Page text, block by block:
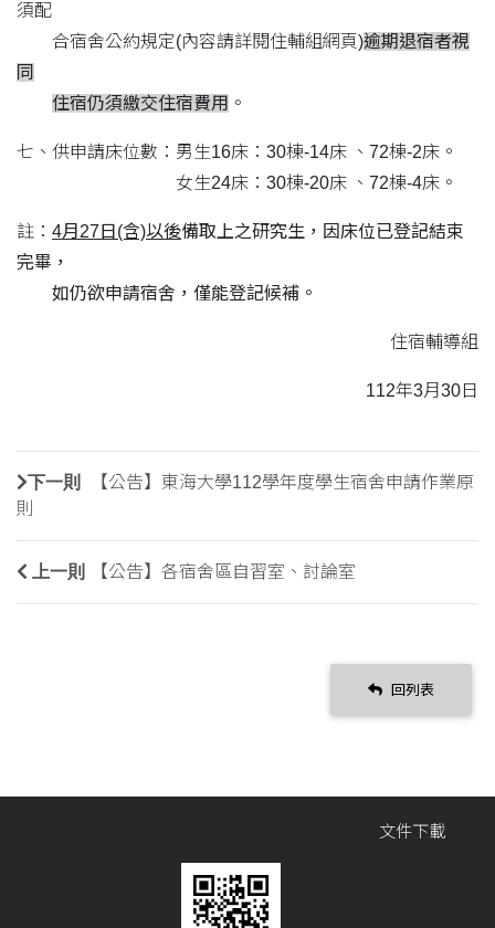
須配
合宿舍公約規定(內容請詳閱住輔組網頁)逾期退宿者視
同
住宿仍須繳交住宿費用 。
七、供申請床位數：男生16床：30棟-14床 、72棟-2床。
女生24床：30棟-20床 、72棟-4床。
註： 4月27日(含)以後備取上之研究生，因床位已登記結束
完畢，
如仍欲申請宿舍，僅能登記候補。
住宿輔導組
112年3月30日
下一則
【公告】東海大學112學年度學生宿舍申請作業原
則
上一則 【公告】各宿舍區自習室、討論室
回列表
文件下載